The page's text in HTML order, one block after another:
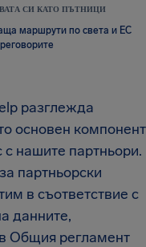
СИ КАТО ПЪТНИЦИ
маршрути по света и ЕС
разглежда
основен компонент
нашите партньори.
партньорски
в съответствие с
данните,
Общия регламент